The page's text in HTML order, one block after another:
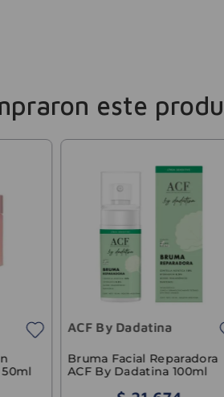
este
ACF By Dadatina
Bruma Facial Reparadora
ACF By Dadatina 100ml